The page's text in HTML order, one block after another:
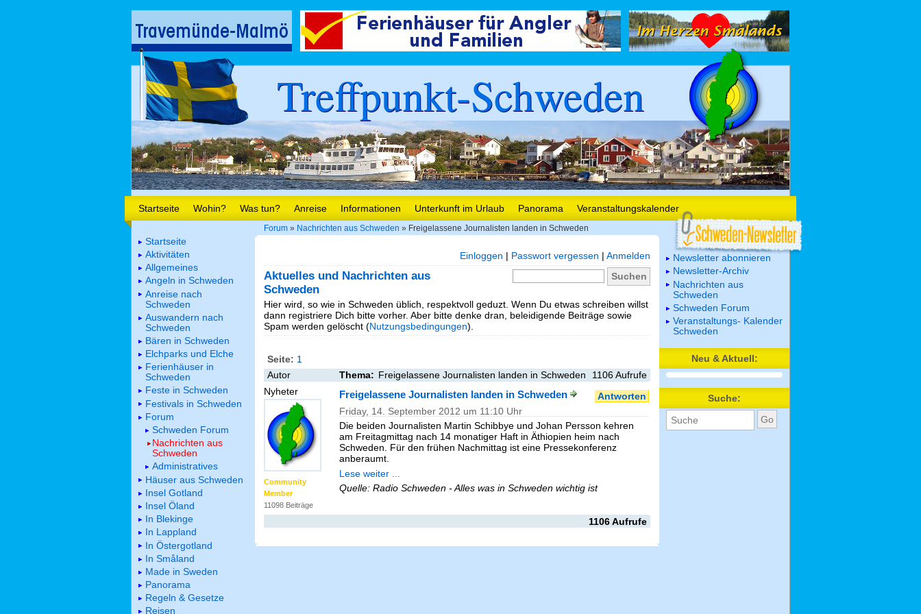
Treffpunkt-Schweden
Startseite Wohin? Was tun? Anreise Informationen Unterkunft im Urlaub Panorama Veranstaltungskalender
Forum » Nachrichten aus Schweden » Freigelassene Journalisten landen in Schweden
Einloggen | Passwort vergessen | Anmelden
Aktuelles und Nachrichten aus
Schweden
Hier wird, so wie in Schweden üblich, respektvoll geduzt. Wenn Du etwas schreiben willst
dann registriere Dich bitte vorher. Aber bitte denke dran, beleidigende Beiträge sowie
Spam werden gelöscht (Nutzungsbedingungen).
Seite: 1
Autor
Thema: Freigelassene Journalisten landen in Schweden
1106 Aufrufe
Nyheter
Community
Member
11098 Beiträge
Antworten
Freigelassene Journalisten landen in Schweden
Friday, 14. September 2012 um 11:10 Uhr
Die beiden Journalisten Martin Schibbye und Johan Persson kehren
am Freitagmittag nach 14 monatiger Haft in Äthiopien heim nach
Schweden. Für den frühen Nachmittag ist eine Pressekonferenz
anberaumt.
Lese weiter ...
Quelle: Radio Schweden - Alles was in Schweden wichtig ist
1106 Aufrufe
Startseite
Aktivitäten
Allgemeines
Angeln in Schweden
Anreise nach
Schweden
Auswandern nach
Schweden
Bären in Schweden
Elchparks und Elche
Ferienhäuser in
Schweden
Feste in Schweden
Festivals in Schweden
Forum
Schweden Forum
Nachrichten aus
Schweden
Administratives
Häuser aus Schweden
Insel Gotland
Insel Öland
In Blekinge
In Lappland
In Östergotland
In Småland
Made in Sweden
Panorama
Regeln & Gesetze
Reisen
Newsletter abonnieren
Newsletter-Archiv
Nachrichten aus
Schweden
Schweden Forum
Veranstaltungs- Kalender
Schweden
Neu & Aktuell:
Suche: